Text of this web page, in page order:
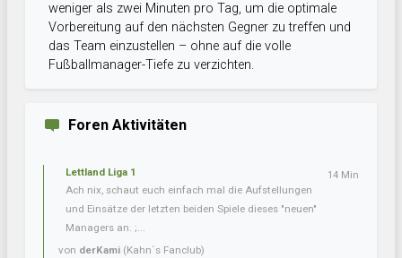
weniger als zwei Minuten pro Tag, um die optimale
Vorbereitung auf den nächsten Gegner zu treffen und
das Team einzustellen – ohne auf die volle
Fußballmanager-Tiefe zu verzichten.
Foren Aktivitäten
Lettland Liga 1
Ach nix, schaut euch einfach mal die Aufstellungen
und Einsätze der letzten beiden Spiele dieses "neuen"
Managers an. ;...
von derKami (Kahn´s Fanclub)
14 Min